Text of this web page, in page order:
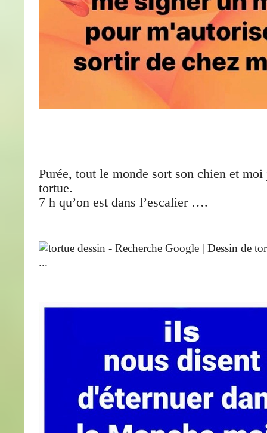
Purée, tout le monde sort son chien et moi
tortue.
7 h qu’on est dans l’escalier ….